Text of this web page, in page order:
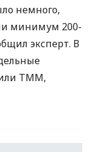
немного,
минимум 200-
эксперт. В
ТММ,